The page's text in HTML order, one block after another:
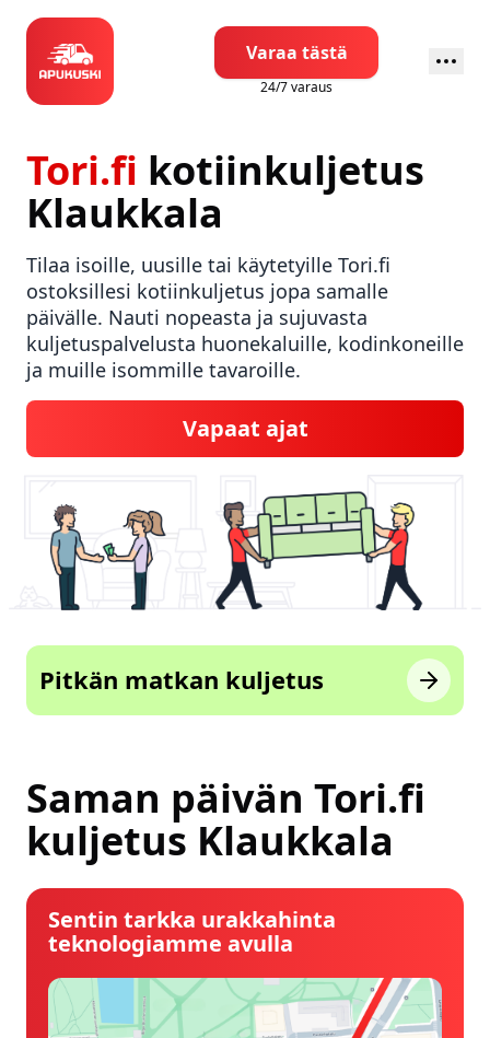
Varaa tästä
24/7 varaus
Tori.fi kotiinkuljetus
Klaukkala
Tilaa isoille, uusille tai käytetyille Tori.fi
ostoksillesi kotiinkuljetus jopa samalle
päivälle. Nauti nopeasta ja sujuvasta
kuljetuspalvelusta huonekaluille, kodinkoneille
ja muille isommille tavaroille.
Vapaat ajat
Pitkän matkan kuljetus
Saman päivän Tori.fi
kuljetus Klaukkala
Sentin tarkka urakkahinta
teknologiamme avulla